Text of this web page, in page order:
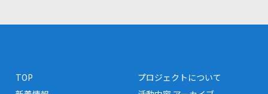
TOP
プロジェクトについて